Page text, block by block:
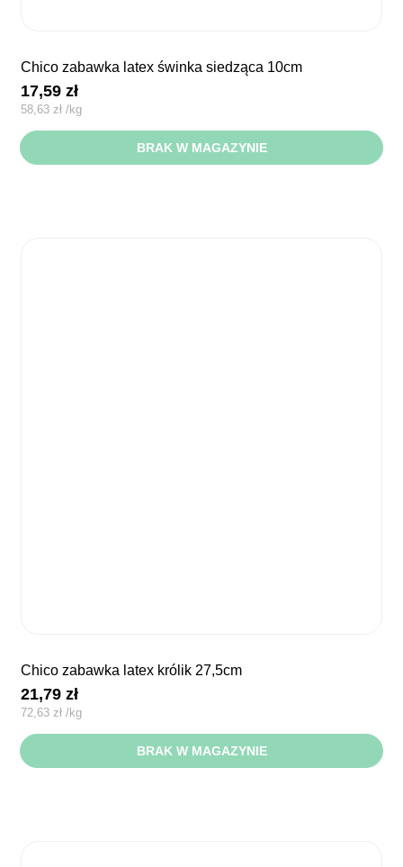
chico zabawka latex świnka siedząca 10cm
17,59zł
58,63 zł /kg
BRAK W MAGAZYNIE
chico zabawka latex królik 27,5cm
21,79zł
72,63 zł /kg
BRAK W MAGAZYNIE